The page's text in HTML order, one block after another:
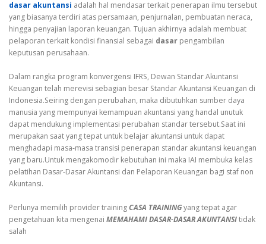
dasar akuntansi adalah hal mendasar terkait penerapan ilmu tersebut
yang biasanya terdiri atas persamaan, penjurnalan, pembuatan neraca,
hingga penyajian laporan keuangan. Tujuan akhirnya adalah membuat
pelaporan terkait kondisi finansial sebagai dasar pengambilan
keputusan perusahaan.
Dalam rangka program konvergensi IFRS, Dewan Standar Akuntansi
Keuangan telah merevisi sebagian besar Standar Akuntansi Keuangan di
Indonesia.Seiring dengan perubahan, maka dibutuhkan sumber daya
manusia yang mempunyai kemampuan akuntansi yang handal unutuk
dapat mendukung implementasi perubahan standar tersebut.Saat ini
merupakan saat yang tepat untuk belajar akuntansi untuk dapat
menghadapi masa-masa transisi penerapan standar akuntansi keuangan
yang baru.Untuk mengakomodir kebutuhan ini maka IAI membuka kelas
pelatihan Dasar-Dasar Akuntansi dan Pelaporan Keuangan bagi staf non
Akuntansi.
Perlunya memilih provider trainingCASA TRAININGyang tepat agar
pengetahuan kita mengenai MEMAHAMI DASAR-DASAR AKUNTANSItidak
salah